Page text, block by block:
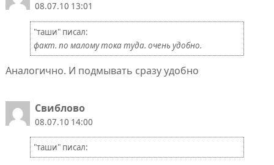
08.07.10 13:01
"таши" писал:
факт. по малому тока туда. очень удобно.
Аналогично. И подмывать сразу удобно
Свиблово
08.07.10 14:00
"таши" писал: